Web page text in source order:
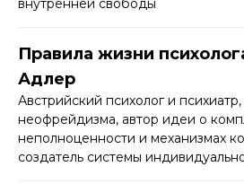
внутренней свободы
Правила жизни
Адлер
Австрийский психолог и
неофрейдизма, автор идеи о
неполноценности и механизмах
создатель системы